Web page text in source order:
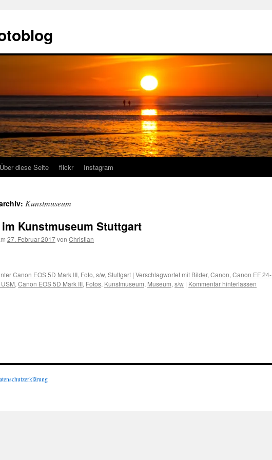
Über diese Seite flickr Instagram
Kunstmuseum
Kunstmuseum Stuttgart
27. Februar 2017von Christian
Canon EOS 5D Mark III, Foto, s/w, Stuttgart | Verschlagwortet mit Bilder, Canon, Canon EF 24-
, Canon EOS 5D Mark III, Fotos, Kunstmuseum, Museum, s/w | Kommentar hinterlassen